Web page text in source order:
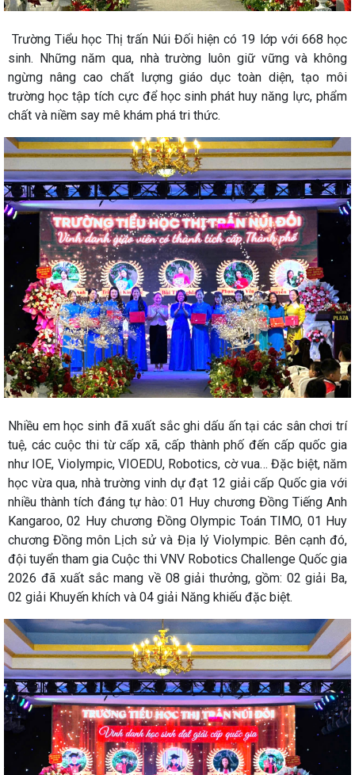
Trường Tiểu học Thị trấn Núi Đối hiện có 19 lớp với 668 học
sinh. Những năm qua, nhà trường luôn giữ vững và không
ngừng nâng cao chất lượng giáo dục toàn diện, tạo môi
trường học tập tích cực để học sinh phát huy năng lực, phẩm
chất và niềm say mê khám phá tri thức.
Nhiều em học sinh đã xuất sắc ghi dấu ấn tại các sân chơi trí
tuệ, các cuộc thi từ cấp xã, cấp thành phố đến cấp quốc gia
như IOE, Violympic, VIOEDU, Robotics, cờ vua… Đặc biệt, năm
học vừa qua, nhà trường vinh dự đạt 12 giải cấp Quốc gia với
nhiều thành tích đáng tự hào: 01 Huy chương Đồng Tiếng Anh
Kangaroo, 02 Huy chương Đồng Olympic Toán TIMO, 01 Huy
chương Đồng môn Lịch sử và Địa lý Violympic. Bên cạnh đó,
đội tuyển tham gia Cuộc thi VNV Robotics Challenge Quốc gia
2026 đã xuất sắc mang về 08 giải thưởng, gồm: 02 giải Ba,
02 giải Khuyến khích và 04 giải Năng khiếu đặc biệt.